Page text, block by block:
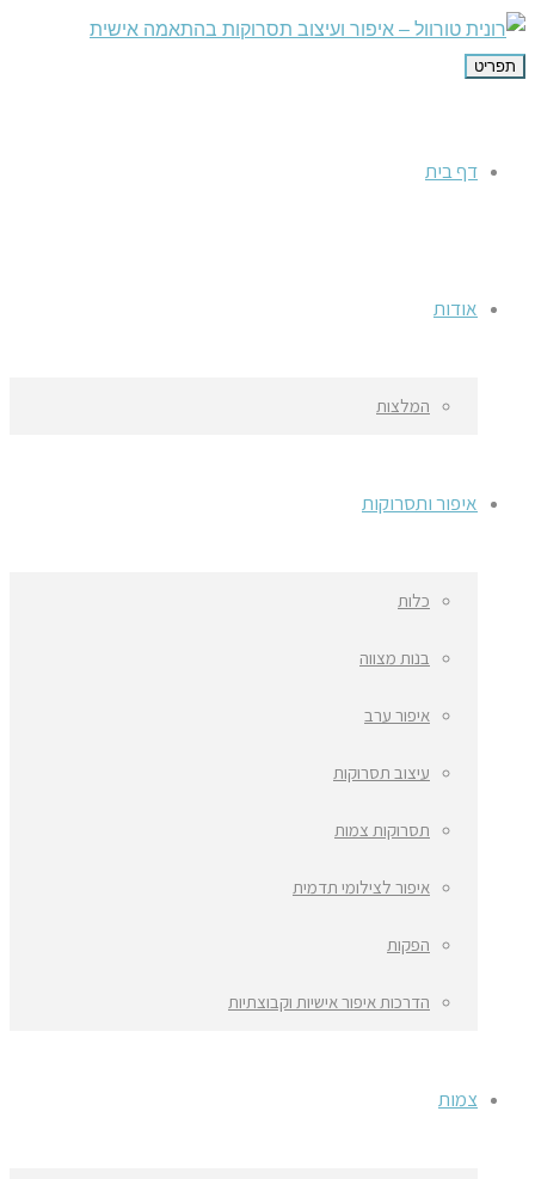
תפריט
דף בית
אודות
המלצות
איפור ותסרוקות
כלות
בנות מצווה
איפור ערב
עיצוב תסרוקות
תסרוקות צמות
איפור לצילומי תדמית
הפקות
הדרכות איפור אישיות וקבוצתיות
צמות